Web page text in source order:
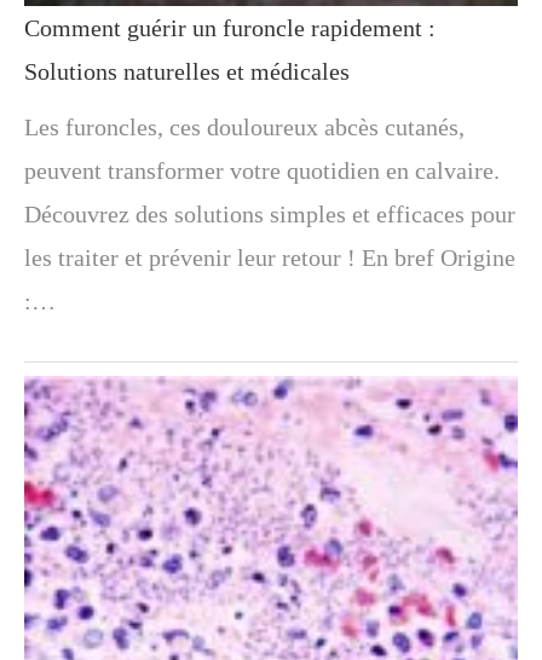
Comment guérir un furoncle rapidement :
Solutions naturelles et médicales
Les furoncles, ces douloureux abcès cutanés,
peuvent transformer votre quotidien en calvaire.
Découvrez des solutions simples et efficaces pour
les traiter et prévenir leur retour ! En bref Origine
:…